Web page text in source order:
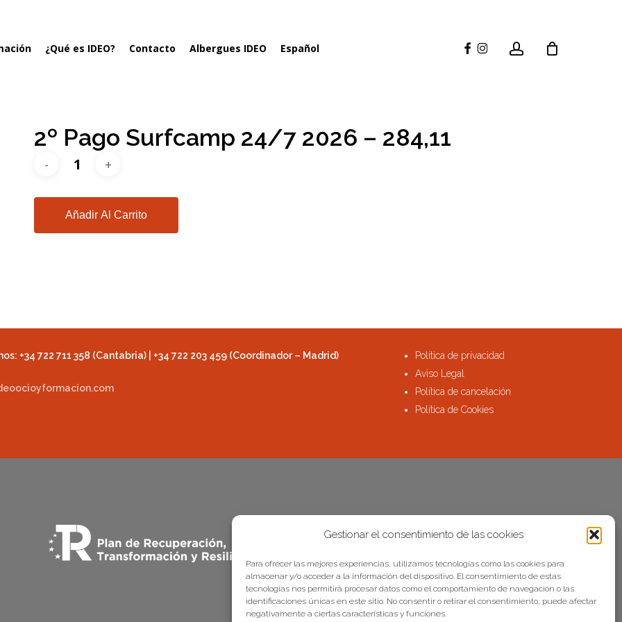
Gestionar el consentimiento de las cookies
Para ofrecer las mejores experiencias, utilizamos tecnologías como las cookies para
almacenar y/o acceder a la información del dispositivo. El consentimiento de estas
tecnologías nos permitirá procesar datos como el comportamiento de navegación o las
identificaciones únicas en este sitio. No consentir o retirar el consentimiento, puede afectar
negativamente a ciertas características y funciones.
¿Qué es IDEO? Contacto Albergues IDEO Español account
facebook
instagram
2º Pago Surfcamp 24/7 2026 – 284,11
Añadir Al Carrito
+34 722 711 358 (Cantabria) | +34 722 203 459 (Coordinador – Madrid)
Política de privacidad
Aviso Legal
Política de cancelación
Política de Cookies